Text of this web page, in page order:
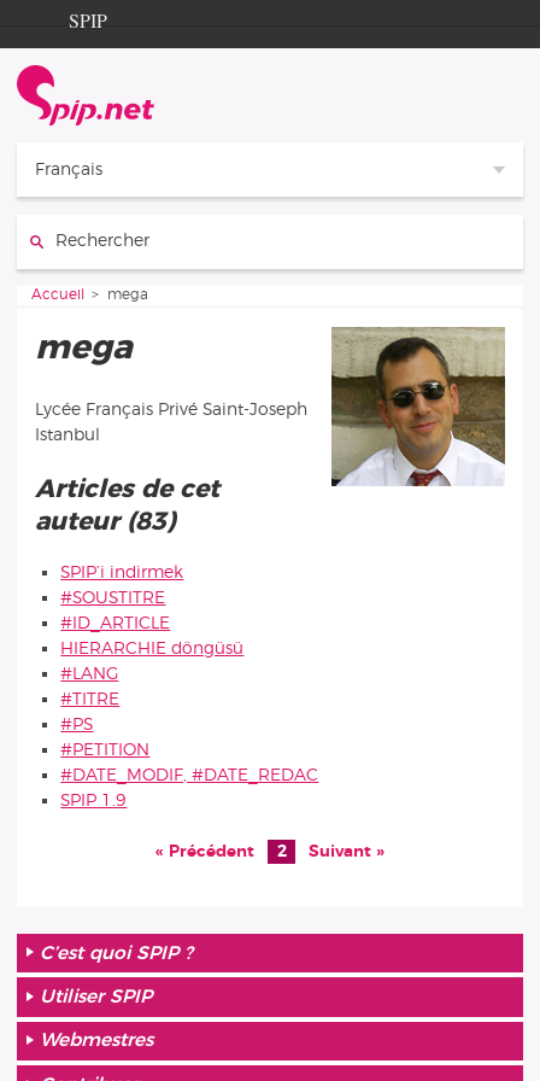
Aller au contenu
Aller à la navigation
SPIP
Documentation
Contribution
Français
Vous êtes ici :
Accueil mega
mega
Lycée Français Privé Saint-Joseph
Istanbul
Articles de cet
auteur (83)
SPIP’i indirmek
#SOUSTITRE
#ID_ARTICLE
HIERARCHIE döngüsü
#LANG
#TITRE
#PS
#PETITION
#DATE_MODIF, #DATE_REDAC
SPIP 1.9
« Précédent 2 Suivant »
C’est quoi SPIP ?
Utiliser SPIP
Webmestres